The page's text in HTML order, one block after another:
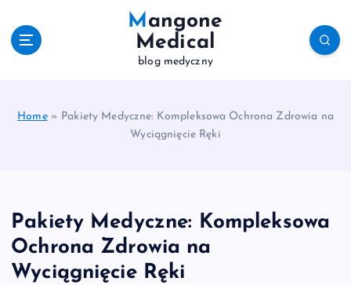
Mangone
Medical
blog medyczny
Home» Pakiety Medyczne: Kompleksowa Ochrona Zdrowia na
Wyciągnięcie Ręki
Pakiety Medyczne: Kompleksowa
Ochrona Zdrowia na
Wyciągnięcie Ręki